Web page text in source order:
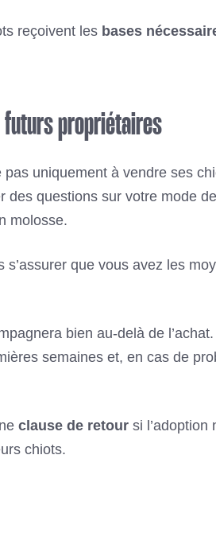
reçoivent les bases
futurs propriétaires
uniquement à vendre ses
des questions sur votre mode
molosse.
que vous avez les
bien au-delà de
semaines et, en cas de
clause de retoursi l’adoption
chiots.